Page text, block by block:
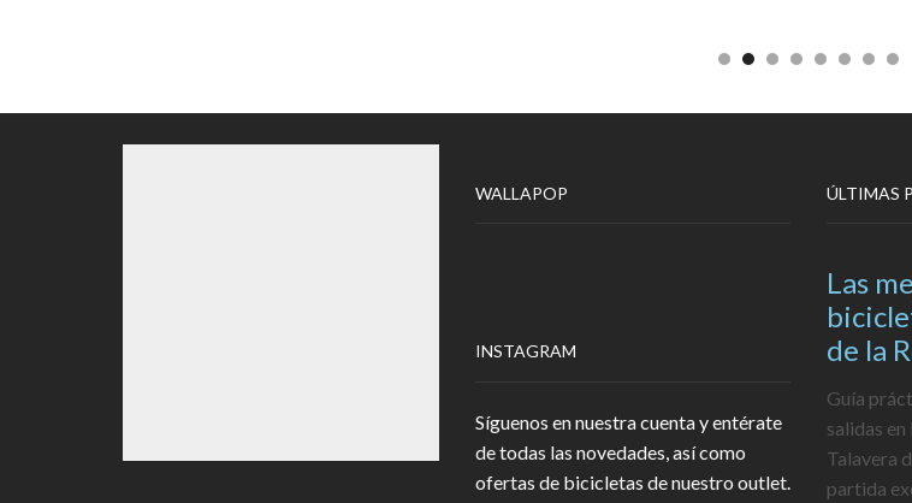
WALLAPOP
INSTAGRAM
Síguenos en nuestra cuenta y entérate
de todas las novedades, así como
ofertas de bicicletas de nuestro outlet.
ÚLTIMAS
Las
de la
Guía
salidas
Talavera
partida